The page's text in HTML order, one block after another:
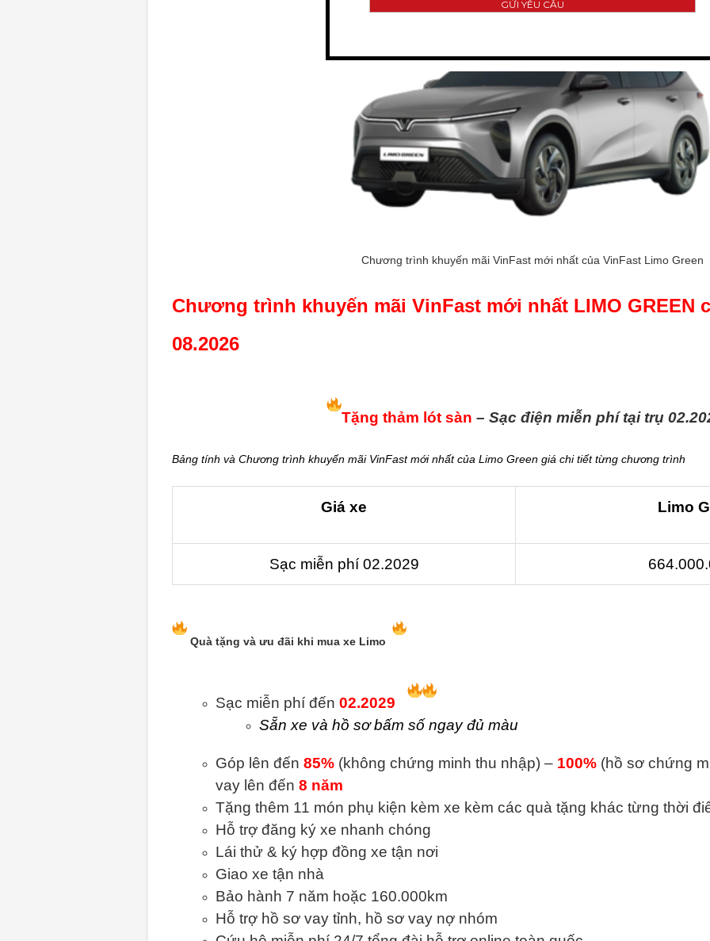
Chương trình khuyến mãi VinFast mới nhất của VinFast Limo Green
Chương trình khuyến mãi VinFast mới nhất LIMO GREEN
08.2026
Tặng thảm lót sàn – Sạc điện miễn phí tại trụ
Bảng tính và Chương trình khuyến mãi VinFast mới nhất của Limo Green giá chi tiết từng chương trình
Giá xe Limo
Sạc miễn phí 02.2029
Quà tặng và ưu đãi khi mua xe Limo
Sạc miễn phí đến 02.2029
Sẵn xe và hồ sơ bấm số ngay đủ màu
Góp lên đến 85% (không chứng minh thu nhập) – 100% (hồ sơ chứng
vay lên đến 8 năm
Tặng thêm 11 món phụ kiện kèm xe kèm các quà tặng khác từng thời
Hỗ trợ đăng ký xe nhanh chóng
Lái thử & ký hợp đồng xe tận nơi
Giao xe tận nhà
Bảo hành 7 năm hoặc 160.000km
Hỗ trợ hồ sơ vay tỉnh, hồ sơ vay nợ nhóm